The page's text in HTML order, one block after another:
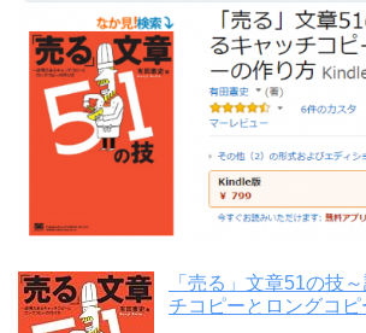
「売る」文章51の技
チコピーとロングコ